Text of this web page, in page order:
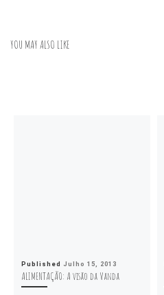
YOU MAY ALSO LIKE
Published Julho 15, 2013
ALIMENTAÇÃO: A visão da Vanda